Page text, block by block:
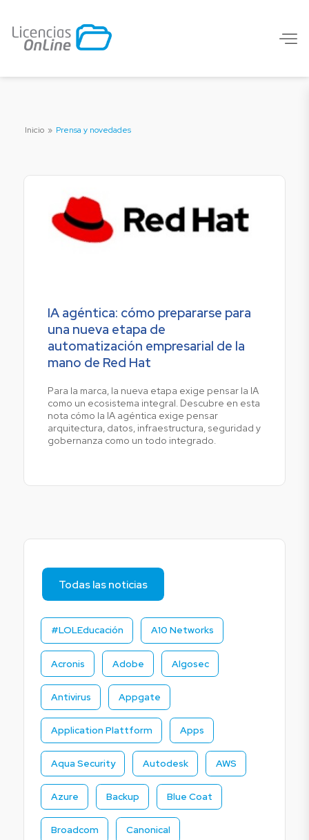
Inicio » Prensa y novedades
Todas las noticias
#LOLEducación A10 Networks
Acronis Adobe Algosec
Antivirus Appgate
Application Plattform Apps
Aqua Security Autodesk AWS
Azure Backup Blue Coat
Broadcom Canonical
IA agéntica: cómo prepararse para
una nueva etapa de
automatización empresarial de la
mano de Red Hat
Para la marca, la nueva etapa exige pensar la IA
como un ecosistema integral. Descubre en esta
nota cómo la IA agéntica exige pensar
arquitectura, datos, infraestructura, seguridad y
gobernanza como un todo integrado.